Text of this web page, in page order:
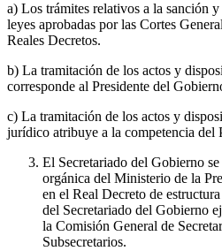
a) Los trámites relativos a la sanción
leyes aprobadas por las Cortes
Reales Decretos.
b) La tramitación de los actos y
corresponde al Presidente del
c) La tramitación de los actos y
jurídico atribuye a la competencia del
El Secretariado del Gobierno
orgánica del Ministerio de la
en el Real Decreto de
del Secretariado del Gobierno
la Comisión General de
Subsecretarios.